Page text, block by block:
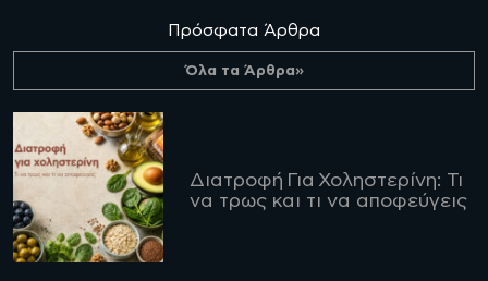
Πρόσφατα Άρθρα
Όλα τα Άρθρα»
Διατροφή Για Χοληστερίνη: Τι
να τρως και τι να αποφεύγεις